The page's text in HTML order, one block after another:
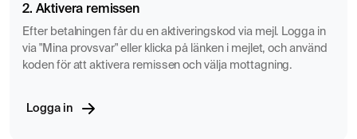
2. Aktivera remissen
Efter betalningen får du en aktiveringskod via mejl. Logga in
via "Mina provsvar" eller klicka på länken i mejlet, och använd
koden för att aktivera remissen och välja mottagning.
Logga in